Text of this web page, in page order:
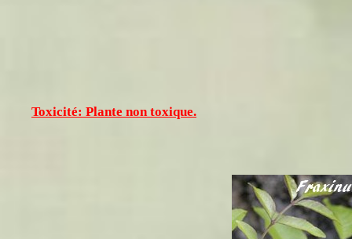
Toxicité: Plante non toxique.